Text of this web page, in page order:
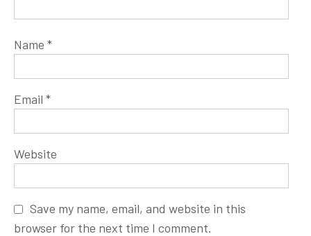
Name *
Email *
Website
Save my name, email, and website in this
browser for the next time I comment.